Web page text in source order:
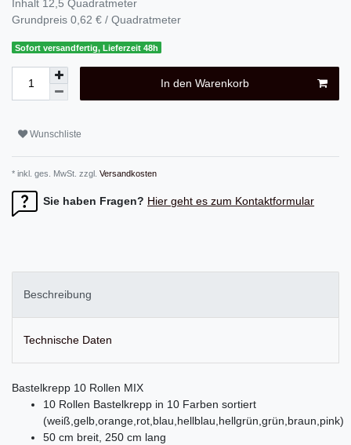
Inhalt 12,5 Quadratmeter
Grundpreis 0,62 € / Quadratmeter
Sofort versandfertig, Lieferzeit 48h
In den Warenkorb
Wunschliste
* inkl. ges. MwSt. zzgl. Versandkosten
Sie haben Fragen? Hier geht es zum Kontaktformular
Beschreibung
Technische Daten
Bastelkrepp 10 Rollen MIX
10 Rollen Bastelkrepp in 10 Farben sortiert
(weiß,gelb,orange,rot,blau,hellblau,hellgrün,grün,braun,pink)
50 cm breit, 250 cm lang